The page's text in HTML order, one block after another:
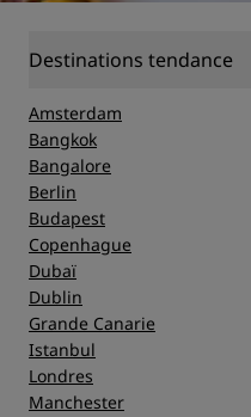
Destinations tendance
Amsterdam
Bangkok
Bangalore
Berlin
Budapest
Copenhague
Dubaï
Dublin
Grande Canarie
Istanbul
Londres
Manchester